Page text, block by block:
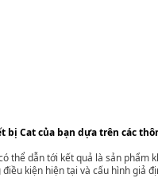
Cat của bạn dựa trên các
thể dẫn tới kết quả là sản
kiện hiện tại và cấu hình giả